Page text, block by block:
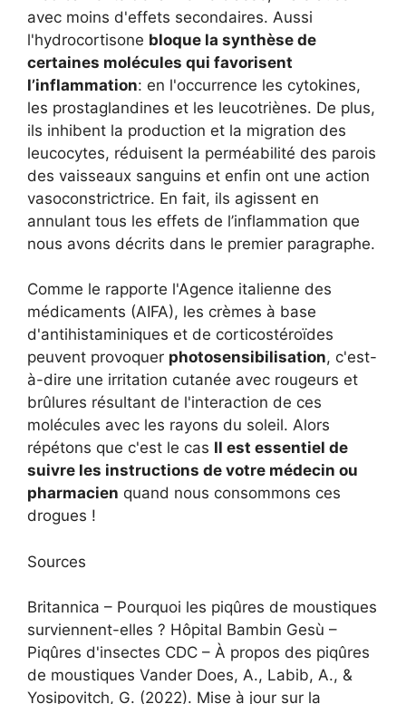
avec moins d'effets secondaires. Aussi
l'hydrocortisone bloque la synthèse de
certaines molécules qui favorisent
l’inflammation: en l'occurrence les cytokines,
les prostaglandines et les leucotriènes. De plus,
ils inhibent la production et la migration des
leucocytes, réduisent la perméabilité des parois
des vaisseaux sanguins et enfin ont une action
vasoconstrictrice. En fait, ils agissent en
annulant tous les effets de l’inflammation que
nous avons décrits dans le premier paragraphe.
Comme le rapporte l'Agence italienne des
médicaments (AIFA), les crèmes à base
d'antihistaminiques et de corticostéroïdes
peuvent provoquer photosensibilisation, c'est-
à-dire une irritation cutanée avec rougeurs et
brûlures résultant de l'interaction de ces
molécules avec les rayons du soleil. Alors
répétons que c'est le cas Il est essentiel de
suivre les instructions de votre médecin ou
pharmacien quand nous consommons ces
drogues !
Sources
Britannica – Pourquoi les piqûres de moustiques
surviennent-elles ? Hôpital Bambin Gesù –
Piqûres d'insectes CDC – À propos des piqûres
de moustiques Vander Does, A., Labib, A., &
Yosipovitch, G. (2022). Mise à jour sur la